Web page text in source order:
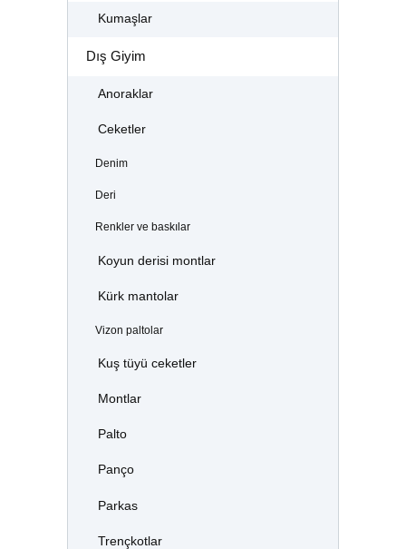
Kumaşlar
Dış Giyim
Anoraklar
Ceketler
Denim
Deri
Renkler ve baskılar
Koyun derisi montlar
Kürk mantolar
Vizon paltolar
Kuş tüyü ceketler
Montlar
Palto
Panço
Parkas
Trençkotlar